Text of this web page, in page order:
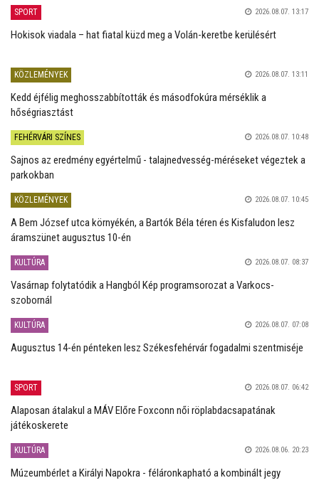
SPORT 2026.08.07. 13:17
Hokisok viadala – hat fiatal küzd meg a Volán-keretbe kerülésért
KÖZLEMÉNYEK 2026.08.07. 13:11
Kedd éjfélig meghosszabbították és másodfokúra mérséklik a
hőségriasztást
FEHÉRVÁRI SZÍNES 2026.08.07. 10:48
Sajnos az eredmény egyértelmű - talajnedvesség-méréseket végeztek a
parkokban
KÖZLEMÉNYEK 2026.08.07. 10:45
A Bem József utca környékén, a Bartók Béla téren és Kisfaludon lesz
áramszünet augusztus 10-én
KULTÚRA 2026.08.07. 08:37
Vasárnap folytatódik a Hangból Kép programsorozat a Varkocs-
szobornál
KULTÚRA 2026.08.07. 07:08
Augusztus 14-én pénteken lesz Székesfehérvár fogadalmi szentmiséje
SPORT 2026.08.07. 06:42
Alaposan átalakul a MÁV Előre Foxconn női röplabdacsapatának
játékoskerete
KULTÚRA 2026.08.06. 20:23
Múzeumbérlet a Királyi Napokra - féláronkapható a kombinált jegy